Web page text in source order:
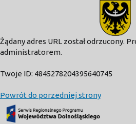
Żądany adres URL został odrzucony.
administratorem.
Twoje ID: 4845278204395640745
Powrót do porzedniej strony